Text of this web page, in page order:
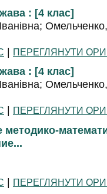
: [4 клас]
| ПЕРЕГЛЯНУТИ
: [4 клас]
| ПЕРЕГЛЯНУТИ
| ПЕРЕГЛЯНУТИ